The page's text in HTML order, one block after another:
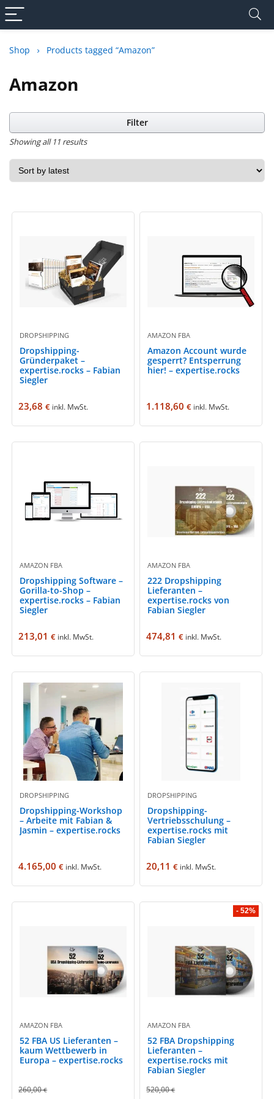
Shop Products tagged “Amazon”
Amazon
Filter
Showing all 11 results
DROPSHIPPING
Dropshipping-
Gründerpaket –
expertise.rocks – Fabian
Siegler
23,68€ inkl. MwSt.
AMAZON FBA
Amazon Account wurde
gesperrt? Entsperrung
hier! – expertise.rocks
1.118,60€ inkl. MwSt.
AMAZON FBA
Dropshipping Software –
Gorilla-to-Shop –
expertise.rocks – Fabian
Siegler
213,01€ inkl. MwSt.
AMAZON FBA
222 Dropshipping
Lieferanten –
expertise.rocks von
Fabian Siegler
474,81€ inkl. MwSt.
DROPSHIPPING
Dropshipping-Workshop
– Arbeite mit Fabian &
Jasmin – expertise.rocks
4.165,00€ inkl. MwSt.
DROPSHIPPING
Dropshipping-
Vertriebsschulung –
expertise.rocks mit
Fabian Siegler
20,11€ inkl. MwSt.
AMAZON FBA
52 FBA US Lieferanten –
kaum Wettbewerb in
Europa – expertise.rocks
260,00€
- 52%
AMAZON FBA
52 FBA Dropshipping
Lieferanten –
expertise.rocks mit
Fabian Siegler
520,00€